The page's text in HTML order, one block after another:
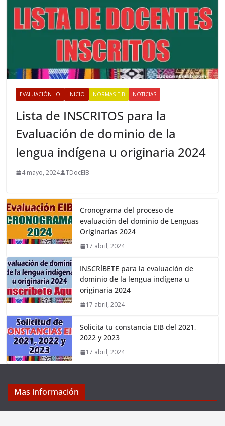
EVALUACIÓN LO INICIO NORMAS EIB NOTICIAS
Lista de INSCRITOS para la
Evaluación de dominio de la
lengua indígena u originaria 2024
4 mayo, 2024 TDocEIB
Cronograma del proceso de
evaluación del dominio de Lenguas
Originarias 2024
17 abril, 2024
INSCRÍBETE para la evaluación de
dominio de la lengua indígena u
originaria 2024
17 abril, 2024
Solicita tu constancia EIB del 2021,
2022 y 2023
17 abril, 2024
Mas información